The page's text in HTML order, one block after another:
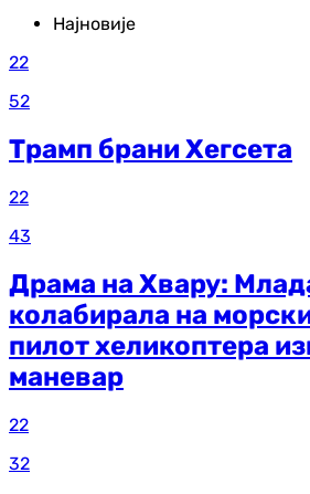
Најновије
22
52
Трамп брани Хегсета
22
43
Драма на Хвару:
колабирала на
пилот хеликоптера
маневар
22
32